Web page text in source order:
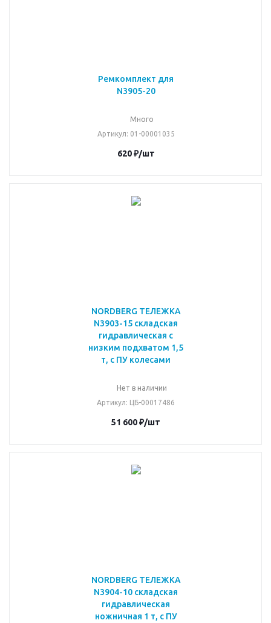
Ремкомплект для
N3905-20
Много
Артикул: 01-00001035
620₽/шт
NORDBERG ТЕЛЕЖКА
N3903-15 складская
гидравлическая с
низким подхватом 1,5
т, с ПУ колесами
Нет в наличии
Артикул: ЦБ-00017486
51 600₽/шт
NORDBERG ТЕЛЕЖКА
N3904-10 складская
гидравлическая
ножничная 1 т, с ПУ